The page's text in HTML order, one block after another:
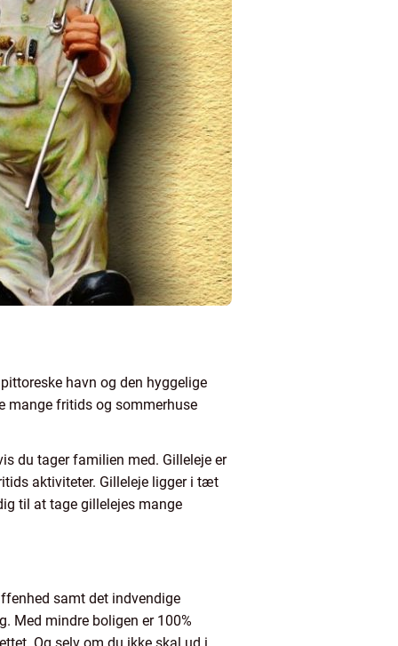
havn og den hyggelige
mange fritids og sommerhuse
du tager familien med. Gilleleje er
aktiviteter. Gilleleje ligger i tæt
til at tage gillelejes mange
samt det indvendige
Med mindre boligen er 100%